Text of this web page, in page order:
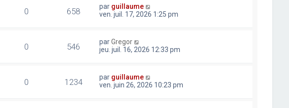
0 658 par guillaume
ven. juil. 17, 2026 1:25 pm
0 546 parGregor
jeu. juil. 16, 2026 12:33 pm
0 1234 par guillaume
ven. juin 26, 2026 10:23 pm